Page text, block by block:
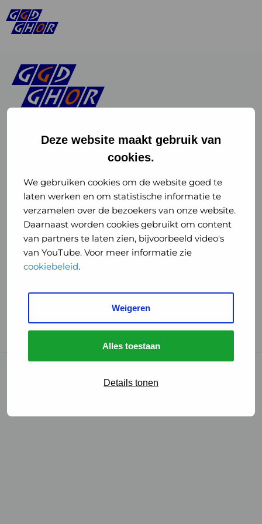
Deze website maakt gebruik van
cookies.
We gebruiken cookies om de website goed te
laten werken en om statistische informatie te
verzamelen over de bezoekers van onze website.
Daarnaast worden cookies gebruikt om content
van partners te laten zien, bijvoorbeeld video's
van YouTube. Voor meer informatie zie
cookiebeleid.
Weigeren
Alles toestaan
Details tonen
of
GGD
GHOR
Nederland
Instagram
of
GGD
GHOR
Nederland
GGD Reizen op social media
GGD Reizen
GGD Reisvaccinaties